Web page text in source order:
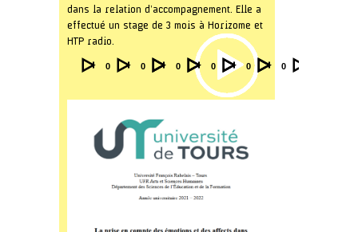
dans la relation d’accompagnement. Elle a
effectué un stage de 3 mois à Horizome et
HTP radio.
Audio
Player
Video
Player
Video
Player
Video
Player
Video
Player
Video
Player
00:00 00:00 00:00 00:00 00:00 00:00